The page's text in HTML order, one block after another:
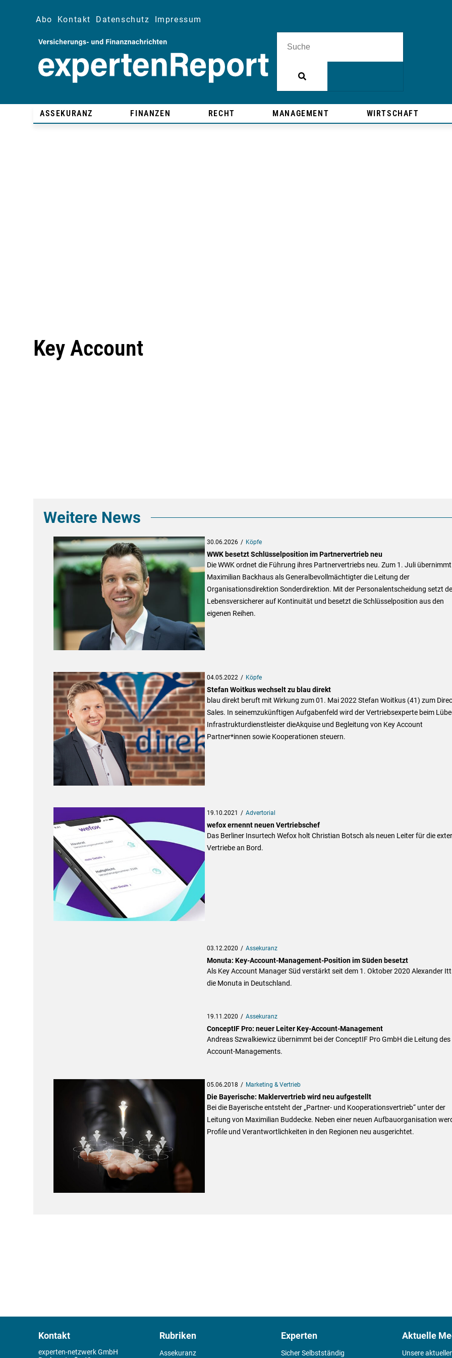
Abo Kontakt Datenschutz Impressum
ASSEKURANZ FINANZEN RECHT MANAGEMENT WIRTSCHAFT
Key Account
Weitere News
30.06.2026 Köpfe
WWK besetzt Schlüsselposition im Partnervertrieb neu
Die WWK ordnet die Führung ihres Partnervertriebs neu. Zum 1. Juli übernimmt
Maximilian Backhaus als Generalbevollmächtigter die Leitung der
Organisationsdirektion Sonderdirektion. Mit der Personalentscheidung setzt
Lebensversicherer auf Kontinuität und besetzt die Schlüsselposition aus den
eigenen Reihen.
04.05.2022 Köpfe
Stefan Woitkus wechselt zu blau direkt
blau direkt beruft mit Wirkung zum 01. Mai 2022 Stefan Woitkus (41) zum
Sales. In seinemzukünftigen Aufgabenfeld wird der Vertriebsexperte beim
Infrastrukturdienstleister dieAkquise und Begleitung von Key Account
Partner*innen sowie Kooperationen steuern.
19.10.2021 Advertorial
wefox ernennt neuen Vertriebschef
Das Berliner Insurtech Wefox holt Christian Botsch als neuen Leiter für die
Vertriebe an Bord.
03.12.2020 Assekuranz
Monuta: Key-Account-Management-Position im Süden besetzt
Als Key Account Manager Süd verstärkt seit dem 1. Oktober 2020 Alexander
die Monuta in Deutschland.
19.11.2020 Assekuranz
ConceptIF Pro: neuer Leiter Key-Account-Management
Andreas Szwalkiewicz übernimmt bei der ConceptIF Pro GmbH die Leitung des
Account-Managements.
05.06.2018 Marketing & Vertrieb
Die Bayerische: Maklervertrieb wird neu aufgestellt
Bei die Bayerische entsteht der „Partner- und Kooperationsvertrieb“ unter der
Leitung von Maximilian Buddecke. Neben einer neuen Aufbauorganisation
Profile und Verantwortlichkeiten in den Regionen neu ausgerichtet.
Kontakt
experten-netzwerk GmbH
Rubriken
Assekuranz
Experten
Sicher Selbstständig
Aktuelle
Unsere